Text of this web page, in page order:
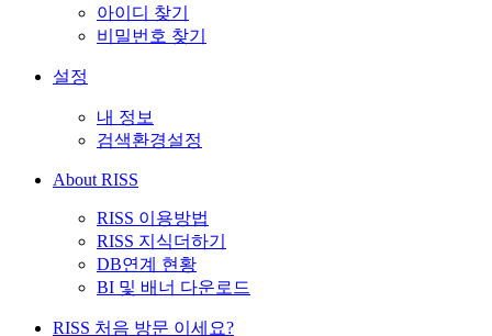
아이디 찾기
비밀번호 찾기
설정
내 정보
검색환경설정
About RISS
RISS 이용방법
RISS 지식더하기
DB연계 현황
BI 및 배너 다운로드
RISS 처음 방문 이세요?